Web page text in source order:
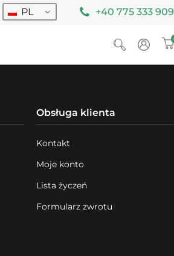
PL +40 775 333 909
Obsługa klienta
Kontakt
Moje konto
Lista życzeń
Formularz zwrotu